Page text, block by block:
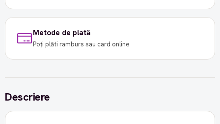
Metode de plată
Poți plăti ramburs sau card online
Descriere